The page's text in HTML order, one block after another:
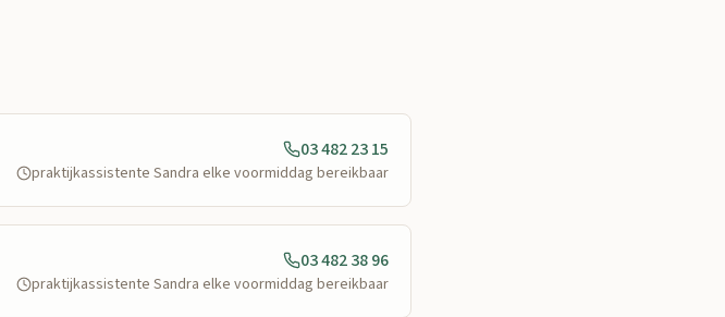
03 482 23 15
praktijkassistente Sandra elke voormiddag bereikbaar
03 482 38 96
praktijkassistente Sandra elke voormiddag bereikbaar